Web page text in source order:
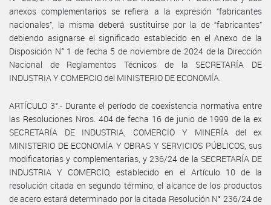
anexos complementarios se refiera a la expresión “fabricantes
nacionales”, la misma deberá sustituirse por la de “fabricantes”
debiendo asignarse el significado establecido en el Anexo de la
Disposición N° 1 de fecha 5 de noviembre de 2024 de la Dirección
Nacional de Reglamentos Técnicos de la SECRETARÍA DE
INDUSTRIA Y COMERCIO del MINISTERIO DE ECONOMÍA.
ARTÍCULO 3°.- Durante el período de coexistencia normativa entre
las Resoluciones Nros. 404 de fecha 16 de junio de 1999 de la ex
SECRETARÍA DE INDUSTRIA, COMERCIO Y MINERÍA del ex
MINISTERIO DE ECONOMÍA Y OBRAS Y SERVICIOS PÚBLICOS, sus
modificatorias y complementarias, y 236/24 de la SECRETARÍA DE
INDUSTRIA Y COMERCIO, establecido en el Artículo 10 de la
resolución citada en segundo término, el alcance de los productos
de acero estará determinado por la citada Resolución N° 236/24 de